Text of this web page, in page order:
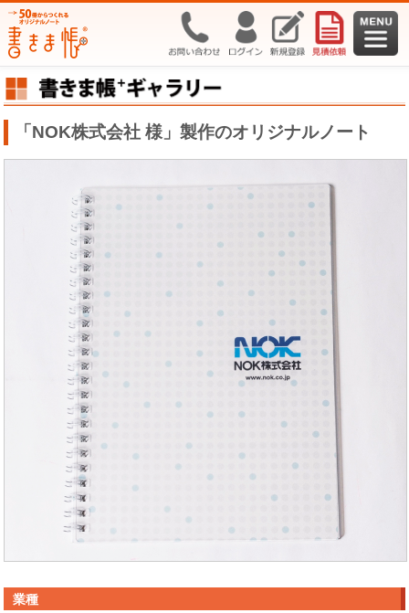
「NOK株式会社 様」製作のオリジナルノート
業種